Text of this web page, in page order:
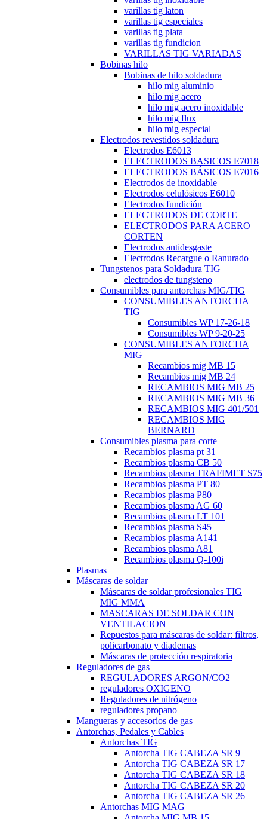
varillas tig laton
varillas tig especiales
varillas tig plata
varillas tig fundicion
VARILLAS TIG VARIADAS
Bobinas hilo
Bobinas de hilo soldadura
hilo mig aluminio
hilo mig acero
hilo mig acero inoxidable
hilo mig flux
hilo mig especial
Electrodos revestidos soldadura
Electrodos E6013
ELECTRODOS BASICOS E7018
ELECTRODOS BÁSICOS E7016
Electrodos de inoxidable
Electrodos celulósicos E6010
Electrodos fundición
ELECTRODOS DE CORTE
ELECTRODOS PARA ACERO
CORTEN
Electrodos antidesgaste
Electrodos Recargue o Ranurado
Tungstenos para Soldadura TIG
electrodos de tungsteno
Consumibles para antorchas MIG/TIG
CONSUMIBLES ANTORCHA
TIG
Consumibles WP 17-26-18
Consumibles WP 9-20-25
CONSUMIBLES ANTORCHA
MIG
Recambios mig MB 15
Recambios mig MB 24
RECAMBIOS MIG MB 25
RECAMBIOS MIG MB 36
RECAMBIOS MIG 401/501
RECAMBIOS MIG
BERNARD
Consumibles plasma para corte
Recambios plasma pt 31
Recambios plasma CB 50
Recambios plasma TRAFIMET S75
Recambios plasma PT 80
Recambios plasma P80
Recambios plasma AG 60
Recambios plasma LT 101
Recambios plasma S45
Recambios plasma A141
Recambios plasma A81
Recambios plasma Q-100i
Plasmas
Máscaras de soldar
Máscaras de soldar profesionales TIG
MIG MMA
MASCARAS DE SOLDAR CON
VENTILACION
Repuestos para máscaras de soldar: filtros,
policarbonato y diademas
Máscaras de protección respiratoria
Reguladores de gas
REGULADORES ARGON/CO2
reguladores OXIGENO
Reguladores de nitrógeno
reguladores propano
Mangueras y accesorios de gas
Antorchas, Pedales y Cables
Antorchas TIG
Antorcha TIG CABEZA SR 9
Antorcha TIG CABEZA SR 17
Antorcha TIG CABEZA SR 18
Antorcha TIG CABEZA SR 20
Antorcha TIG CABEZA SR 26
Antorchas MIG MAG